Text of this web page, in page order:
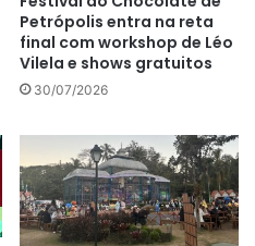
Petrópolis entra na reta
final com workshop de Léo
Vilela e shows gratuitos
30/07/2026